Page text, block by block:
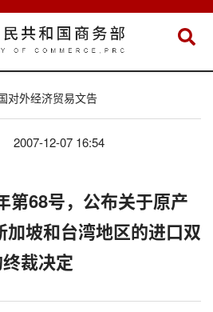
对外经济贸易文告
2007-12-07 16:54
第68号，公布关于原产
加坡和台湾地区的进口双
裁决定